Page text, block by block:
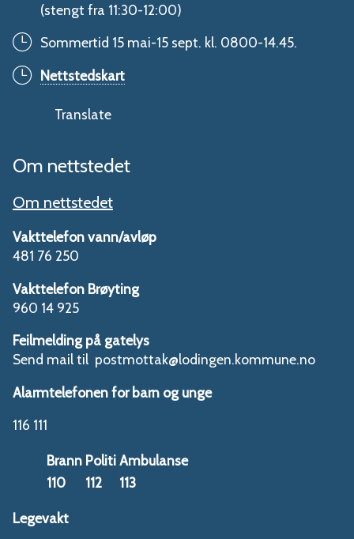
(stengt fra 11:30-12:00)
Sommertid 15 mai-15 sept. kl. 0800-14.45.
Nettstedskart
Translate
Om nettstedet
Om nettstedet
Vakttelefon vann/avløp
481 76 250
Vakttelefon Brøyting
960 14 925
Feilmelding på gatelys
Send mail til postmottak@lodingen.kommune.no
Alarmtelefonen for barn og unge
116 111
Brann PolitiAmbulanse
110
112 113
Legevakt